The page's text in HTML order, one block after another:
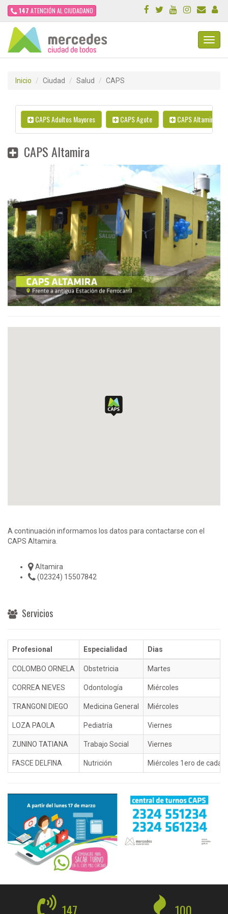
147 ATENCIÓN AL CIUDADANO
Inicio Ciudad Salud CAPS
CAPS Adultos Mayores CAPS Agote CAPS Altamira
CAPS Altamira
A continuación informamos los datos para contactarse con el
CAPS Altamira.
Altamira
(02324) 15507842
Servicios
Profesional Especialidad Dias
COLOMBO ORNELA Obstetricia Martes
CORREA NIEVES Odontología Miércoles
TRANGONI DIEGO Medicina General Miércoles
LOZA PAOLA Pediatría Viernes
ZUNINO TATIANA Trabajo Social Viernes
FASCE DELFINA Nutrición Miércoles 1ero de cada
147 100